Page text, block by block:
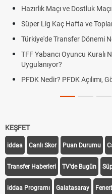
Hazırlık Maçı ve Dostluk
Süper Lig Kaç Hafta ve
Türkiye'de Transfer Dönemi
TFF Yabancı Oyuncu Kuralı
Uygulanıyor?
PFDK Nedir? PFDK Açılımı,
KEŞFET
iddaa Canlı Skor Puan Durumu
Transfer Haberleri TV'de Bugün
iddaa Programı Galatasaray